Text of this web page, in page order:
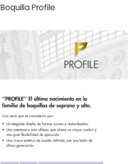
Boquilla Profile